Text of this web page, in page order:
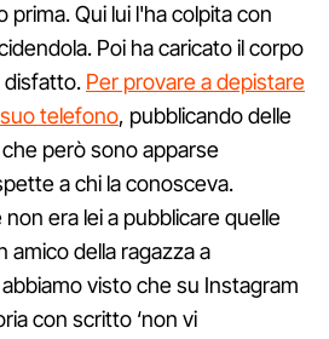
Qui lui l'ha colpita con
Poi ha caricato il corpo
disfatto. Per provare a depistare
telefono, pubblicando delle
però sono apparse
a chi la conosceva.
era lei a pubblicare quelle
amico della ragazza a
visto che su Instagram
con scritto ‘non vi